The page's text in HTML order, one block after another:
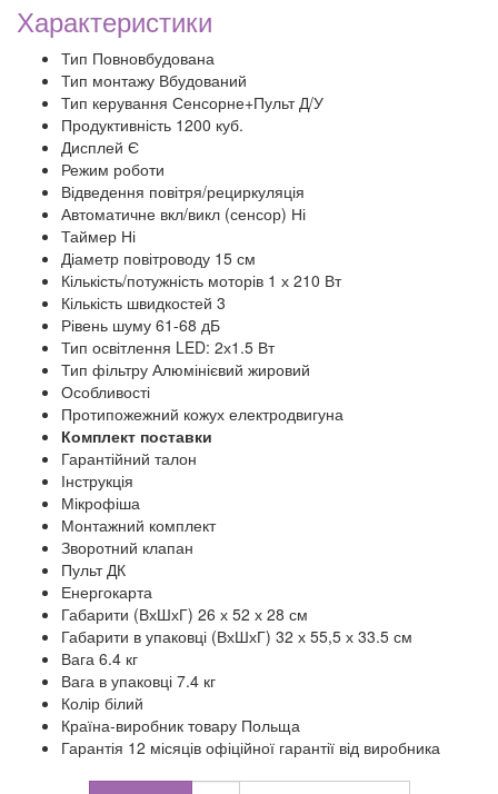
Характеристики
Тип Повновбудована
Тип монтажу Вбудований
Тип керування Сенсорне+Пульт Д/У
Продуктивність 1200 куб.
Дисплей Є
Режим роботи
Відведення повітря/рециркуляція
Автоматичне вкл/викл (сенсор) Ні
Таймер Ні
Діаметр повітроводу 15 см
Кількість/потужність моторів 1 х 210 Вт
Кількість швидкостей 3
Рівень шуму 61-68 дБ
Тип освітлення LED: 2х1.5 Вт
Тип фільтру Алюмінієвий жировий
Особливості
Протипожежний кожух електродвигуна
Комплект поставки
Гарантійний талон
Інструкція
Мікрофіша
Монтажний комплект
Зворотний клапан
Пульт ДК
Енергокарта
Габарити (ВхШхГ) 26 х 52 х 28 см
Габарити в упаковці (ВхШхГ) 32 х 55,5 х 33.5 см
Вага 6.4 кг
Вага в упаковці 7.4 кг
Колір білий
Країна-виробник товару Польща
Гарантія 12 місяців офіційної гарантії від виробника